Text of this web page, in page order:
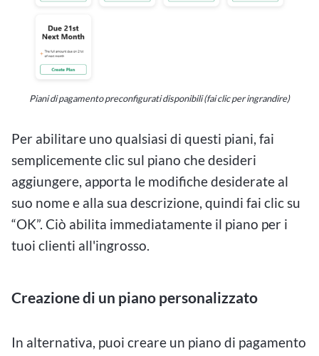
Piani di pagamento preconfigurati disponibili (fai clic per ingrandire)
Per abilitare uno qualsiasi di questi piani, fai
semplicemente clic sul piano che desideri
aggiungere, apporta le modifiche desiderate al
suo nome e alla sua descrizione, quindi fai clic su
“OK”. Ciò abilita immediatamente il piano per i
tuoi clienti all'ingrosso.
Creazione di un piano personalizzato
In alternativa, puoi creare un piano di pagamento